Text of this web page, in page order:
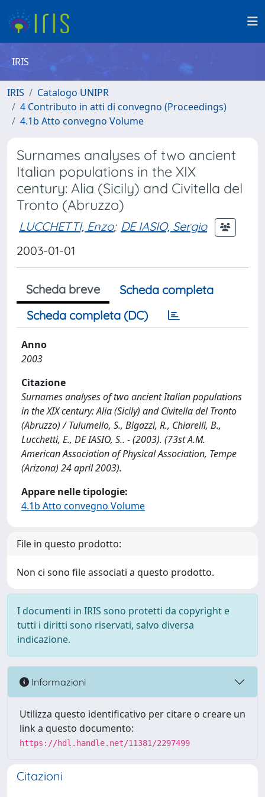
IRIS
IRIS
Catalogo UNIPR
4 Contributo in atti di convegno (Proceedings)
4.1b Atto convegno Volume
Surnames analyses of two ancient
Italian populations in the XIX
century: Alia (Sicily) and Civitella del
Tronto (Abruzzo)
LUCCHETTI, Enzo; DE IASIO, Sergio
2003-01-01
Scheda breve
Scheda completa
Scheda completa (DC)
Anno
2003
Citazione
Surnames analyses of two ancient Italian populations
in the XIX century: Alia (Sicily) and Civitella del Tronto
(Abruzzo) / Tulumello, S., Bigazzi, R., Chiarelli, B.,
Lucchetti, E., DE IASIO, S.. - (2003). (73st A.M.
American Association of Physical Association, Tempe
(Arizona) 24 april 2003).
Appare nelle tipologie:
4.1b Atto convegno Volume
File in questo prodotto:
Non ci sono file associati a questo prodotto.
I documenti in IRIS sono protetti da copyright e
tutti i diritti sono riservati, salvo diversa
indicazione.
Informazioni
Utilizza questo identificativo per citare o creare un
link a questo documento:
https://hdl.handle.net/11381/2297499
Citazioni